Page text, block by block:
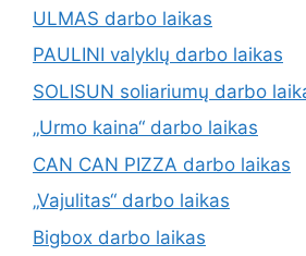
ULMAS darbo laikas
PAULINI valyklų darbo laikas
SOLISUN soliariumų darbo
„Urmo kaina“ darbo laikas
CAN CAN PIZZA darbo laikas
„Vajulitas“ darbo laikas
Bigbox darbo laikas